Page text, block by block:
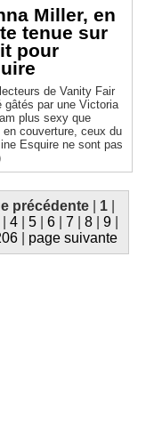
Miller, en
tenue sur
pour
de Vanity Fair
gâtés par une Victoria
plus sexy que
en couverture, ceux du
Esquire ne sont pas
précédente 1
4| 5| 6| 7 8| 9|
page suivante